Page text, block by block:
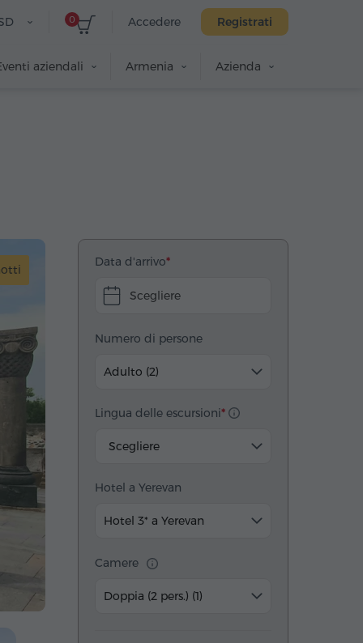
Accedere Registrati
0
aziendali Armenia Azienda
Data d'arrivo
Scegliere
Numero di persone
Adulto (2)
Lingua delle escursioni
Scegliere
Hotel a Yerevan
Hotel 3* a Yerevan
Camere
Doppia (2 pers.) (1)